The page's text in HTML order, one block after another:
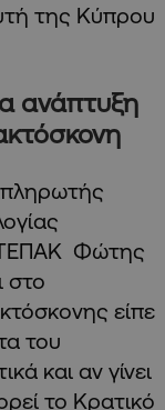
της Κύπρου
ανάπτυξη
ΤΕΠΑΚ Φώτης
στο
είπε
του
και αν γίνει
το Κρατικό